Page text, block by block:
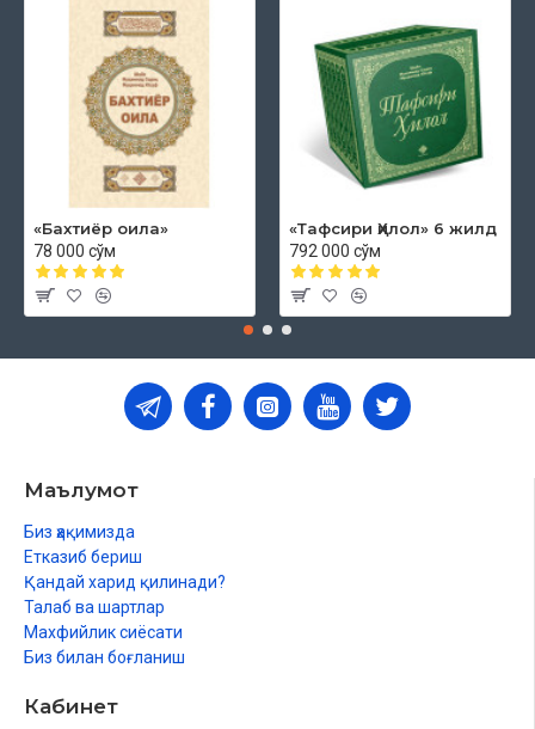
«Бахтиёр оила»
78 000 сўм
«Тафсири Ҳилол» 6 жилд
792 000 сўм
Маълумот
Биз ҳақимизда
Етказиб бериш
Қандай харид қилинади?
Талаб ва шартлар
Махфийлик сиёсати
Биз билан боғланиш
Кабинет